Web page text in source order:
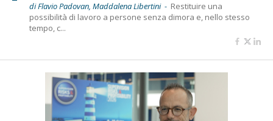
di Flavio Padovan, Maddalena Libertini - Restituire una
possibilità di lavoro a persone senza dimora e, nello stesso
tempo, c...